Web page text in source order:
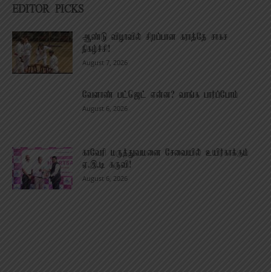
EDITOR PICKS
ஆண்டு விழாவில் சிறப்பான கராத்தே சாகச
நிகழ்ச்சி!
August 7, 2026
வேளாண் பட்ஜெட் என்ன? வாங்க பார்ப்போம்
August 6, 2026
காவேரி மருத்துவமனை சேவையில் உயிர்காக்கும்
ஏ.இ.டி கருவி!
August 6, 2026